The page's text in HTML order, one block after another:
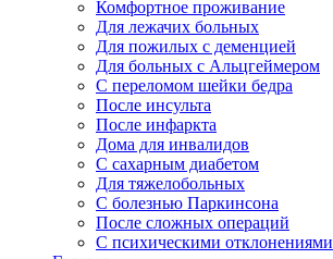
Комфортное проживание
Для лежачих больных
Для пожилых с деменцией
Для больных с Альцгеймером
С переломом шейки бедра
После инсульта
После инфаркта
Дома для инвалидов
С сахарным диабетом
Для тяжелобольных
С болезнью Паркинсона
После сложных операций
С психическими отклонениями